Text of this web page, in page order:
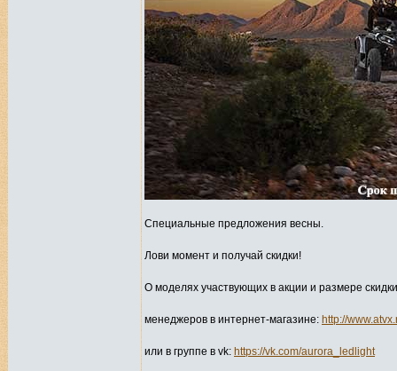
Специальные предложения весны.
Лови момент и получай скидки!
О моделях участвующих в акции и размере
менеджеров в интернет-магазине: http://
или в группе в vk: https://vk.com/aurora_ledlight